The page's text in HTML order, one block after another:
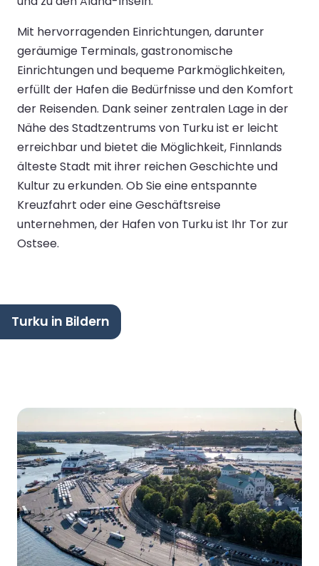
Mit hervorragenden Einrichtungen, darunter
geräumige Terminals, gastronomische
Einrichtungen und bequeme Parkmöglichkeiten,
erfüllt der Hafen die Bedürfnisse und den Komfort
der Reisenden. Dank seiner zentralen Lage in der
Nähe des Stadtzentrums von Turku ist er leicht
erreichbar und bietet die Möglichkeit, Finnlands
älteste Stadt mit ihrer reichen Geschichte und
Kultur zu erkunden. Ob Sie eine entspannte
Kreuzfahrt oder eine Geschäftsreise
unternehmen, der Hafen von Turku ist Ihr Tor zur
Ostsee.
Turku in Bildern